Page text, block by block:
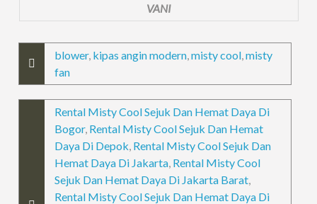
VANI
blower, kipas angin modern ,misty cool ,misty
fan
Rental Misty Cool Sejuk Dan Hemat Daya Di
Bogor, Rental Misty Cool Sejuk Dan Hemat
Daya Di Depok Rental Misty Cool Sejuk Dan
Hemat Daya Di Jakarta Rental Misty Cool
Sejuk Dan Hemat Daya Di Jakarta Barat
Rental Misty Cool Sejuk Dan Hemat Daya Di